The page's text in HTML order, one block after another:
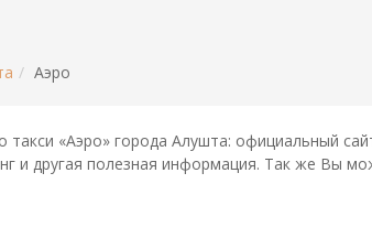
Аэро
«Аэро» города Алушта: официальный
и другая полезная информация. Так же Вы